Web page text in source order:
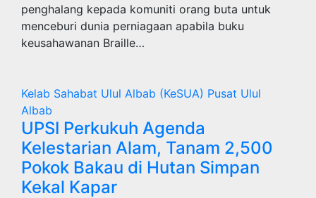
penghalang kepada komuniti orang buta untuk
menceburi dunia perniagaan apabila buku
keusahawanan Braille…
Kelab Sahabat Ulul Albab (KeSUA) Pusat Ulul
Albab
UPSI Perkukuh Agenda
Kelestarian Alam, Tanam 2,500
Pokok Bakau di Hutan Simpan
Kekal Kapar